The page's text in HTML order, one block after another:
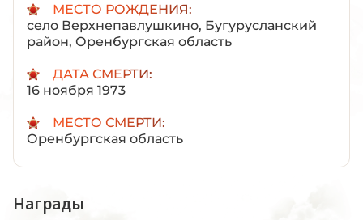
МЕСТО РОЖДЕНИЯ:
село Верхнепавлушкино, Бугурусланский
район, Оренбургская область
ДАТА СМЕРТИ:
16 ноября 1973
МЕСТО СМЕРТИ:
Оренбургская область
Награды